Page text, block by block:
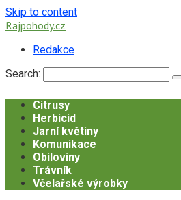
Skip to content
Rajpohody.cz
Redakce
Search:
Citrusy
Herbicid
Jarní květiny
Komunikace
Obiloviny
Trávník
Včelařské výrobky